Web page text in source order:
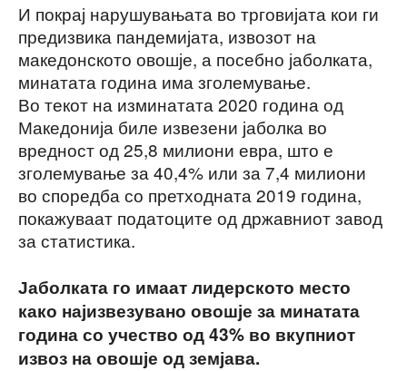
И покрај нарушувањата во трговијата кои ги
предизвика пандемијата, извозот на
македонското овошје, а посебно јаболката,
минатата година има зголемување.
Во текот на изминатата 2020 година од
Македонија биле извезени јаболка во
вредност од 25,8 милиони евра, што е
зголемување за 40,4% или за 7,4 милиони
во споредба со претходната 2019 година,
покажуваат податоците од државниот завод
за статистика.
Јаболката го имаат лидерското место
како најизвезувано овошје за минатата
година со учество од 43% во вкупниот
извоз на овошје од земјава.